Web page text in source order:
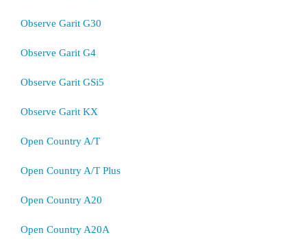
Observe Garit G30
Observe Garit G4
Observe Garit GSi5
Observe Garit KX
Open Country A/T
Open Country A/T Plus
Open Country A20
Open Country A20A